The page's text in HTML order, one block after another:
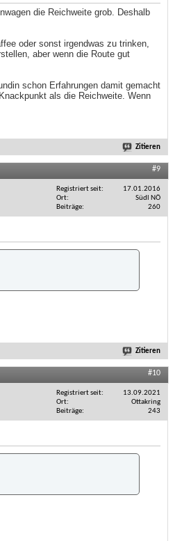
die Reichweite grob. Deshalb
oder sonst irgendwas zu trinken,
aber wenn die Route gut
schon Erfahrungen damit gemacht
als die Reichweite. Wenn
Zitieren
#9
Registriert seit
17.01.2016
Ort
Südl NÖ
Beiträge
260
Zitieren
#10
Registriert seit
13.09.2021
Ort
Ottakring
Beiträge
243